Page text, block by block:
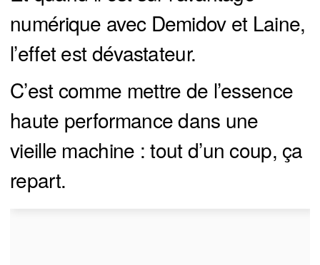
numérique avec Demidov et Laine,
l’effet est dévastateur.
C’est comme mettre de l’essence
haute performance dans une
vieille machine : tout d’un coup, ça
repart.